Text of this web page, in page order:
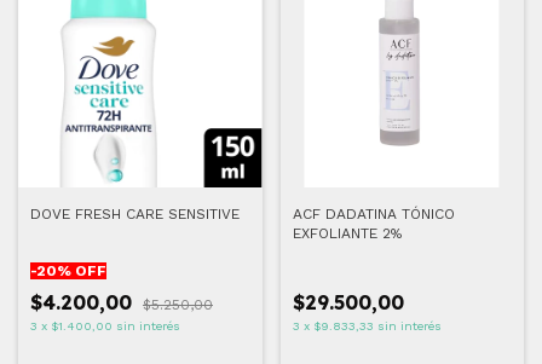
DOVE FRESH CARE SENSITIVE
-20% OFF
$4.200,00 $5.250,00
3 x $1.400,00 sin interés
ACF DADATINA TÓNICO
EXFOLIANTE 2%
$29.500,00
3 x $9.833,33 sin interés